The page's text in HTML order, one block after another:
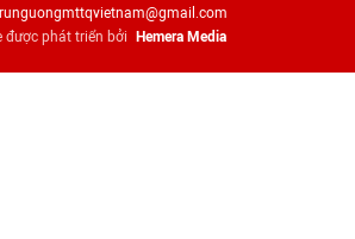
được phát triển bởi
Hemera Media